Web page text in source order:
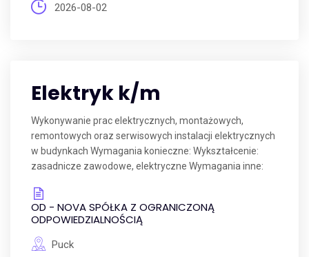
2026-08-02
Elektryk k/m
Wykonywanie prac elektrycznych, montażowych,
remontowych oraz serwisowych instalacji elektrycznych
w budynkach Wymagania konieczne: Wykształcenie:
zasadnicze zawodowe, elektryczne Wymagania inne:
OD - NOVA SPÓŁKA Z OGRANICZONĄ
ODPOWIEDZIALNOŚCIĄ
Puck